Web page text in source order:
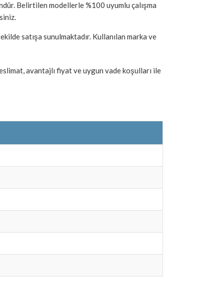
Belirtilen modellerle %100 uyumlu çalışma
satışa sunulmaktadır. Kullanılan marka ve
avantajlı fiyat ve uygun vade koşulları ile